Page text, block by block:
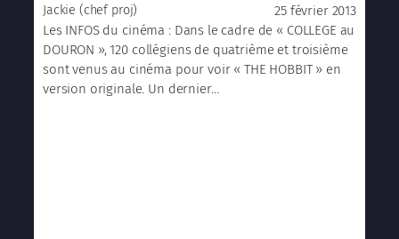
Jackie (chef proj)
25 février 2013
Les INFOS du cinéma : Dans le cadre de « COLLEGE au
DOURON », 120 collégiens de quatrième et troisième
sont venus au cinéma pour voir « THE HOBBIT » en
version originale. Un dernier…